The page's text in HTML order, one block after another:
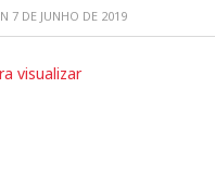
7 DE JUNHO DE 2019
visualizar